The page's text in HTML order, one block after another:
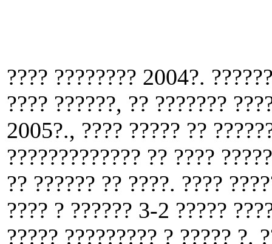
???? ???????? 2004?.
???? ??????, ?? ???????
2005?., ???? ????? ??
????????????? ?? ????
?? ?????? ?? ????. ????
???? ? ?????? 3-2 ?????
????? ????????? ? ????? ?.